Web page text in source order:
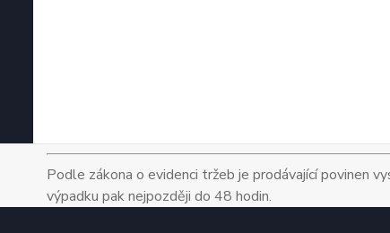
Podle zákona o evidenci tržeb je prodávající povinen
výpadku pak nejpozději do 48 hodin.